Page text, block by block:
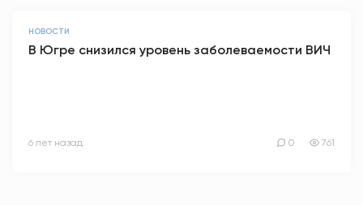
НОВОСТИ
В Югре снизился уровень заболеваемости ВИЧ
6 лет назад 0 761